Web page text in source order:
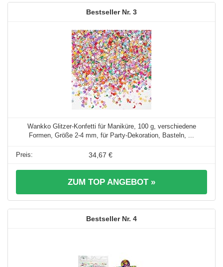
3
Wankko Glitzer-Konfetti für Maniküre, 100 g, verschiedene
Formen, Größe 2-4 mm, für Party-Dekoration, Basteln, ...
34,67 €
ZUM TOP ANGEBOT »
4